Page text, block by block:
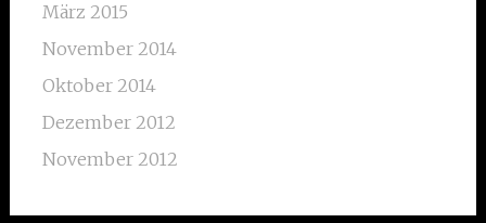
März 2015
November 2014
Oktober 2014
Dezember 2012
November 2012